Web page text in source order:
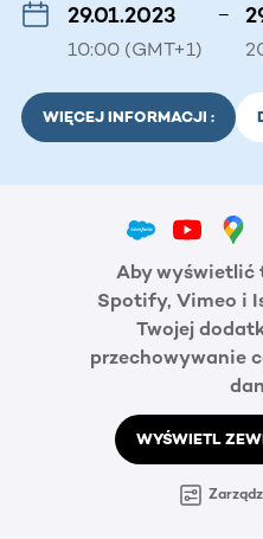
29.01.2023
10:00 (GMT+1)
–
WIĘCEJ INFORMACJI :
Aby wyświetlić
Spotify, Vimeo i
Twojej
przechowywanie
WYŚWIETL